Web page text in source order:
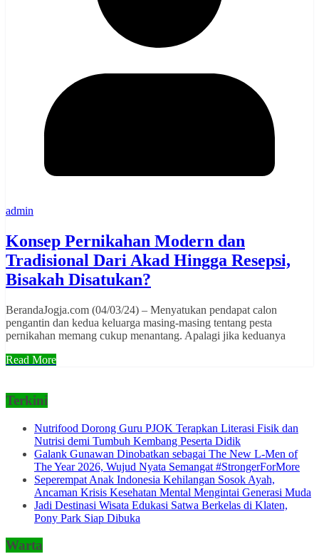
admin
Konsep Pernikahan Modern dan
Tradisional Dari Akad Hingga Resepsi,
Bisakah Disatukan?
BerandaJogja.com (04/03/24) – Menyatukan pendapat calon
pengantin dan kedua keluarga masing-masing tentang pesta
pernikahan memang cukup menantang. Apalagi jika keduanya
Read More
Terkini
Nutrifood Dorong Guru PJOK Terapkan Literasi Fisik dan
Nutrisi demi Tumbuh Kembang Peserta Didik
Galank Gunawan Dinobatkan sebagai The New L-Men of
The Year 2026, Wujud Nyata Semangat #StrongerForMore
Seperempat Anak Indonesia Kehilangan Sosok Ayah,
Ancaman Krisis Kesehatan Mental Mengintai Generasi Muda
Jadi Destinasi Wisata Edukasi Satwa Berkelas di Klaten,
Pony Park Siap Dibuka
Warta